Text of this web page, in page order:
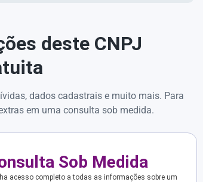
deste CNPJ
dados cadastrais e muito mais. Para
em uma consulta sob medida.
Sob Medida
acesso completo a todas as informações sobre um